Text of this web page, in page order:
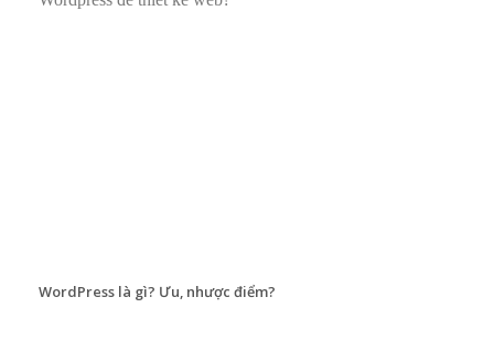
WordPress là gì? Ưu, nhược điểm?